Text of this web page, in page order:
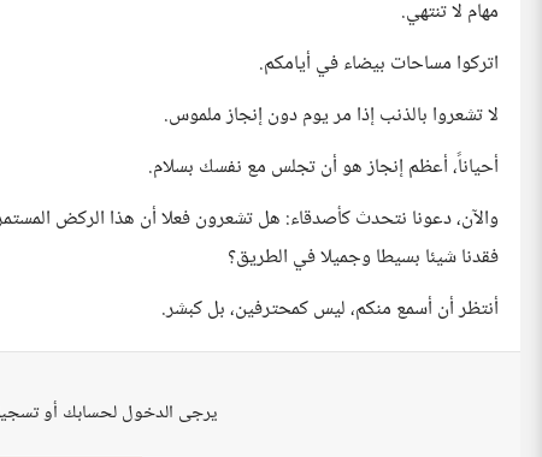
مهام لا تنتهي.
اتركوا مساحات بيضاء في أيامكم.
لا تشعروا بالذنب إذا مر يوم دون إنجاز ملموس.
أحياناً، أعظم إنجاز هو أن تجلس مع نفسك بسلام.
والآن، دعونا نتحدث كأصدقاء: هل تشعرون فعلا أن هذا الركض
فقدنا شيئا بسيطا وجميلا في الطريق؟
أنتظر أن أسمع منكم، ليس كمحترفين، بل كبشر.
يرجى الدخول لحسابك أو